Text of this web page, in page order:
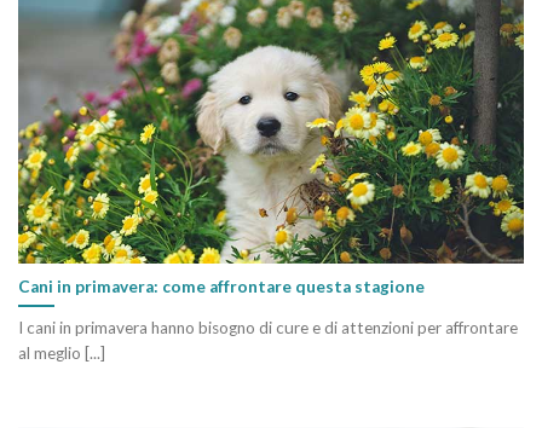
Cani in primavera: come affrontare questa stagione
I cani in primavera hanno bisogno di cure e di attenzioni per affrontare
al meglio [...]